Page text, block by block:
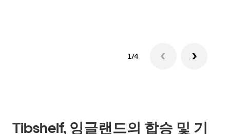
1/4
Tibshelf, 잉글랜드의 합승 및 기